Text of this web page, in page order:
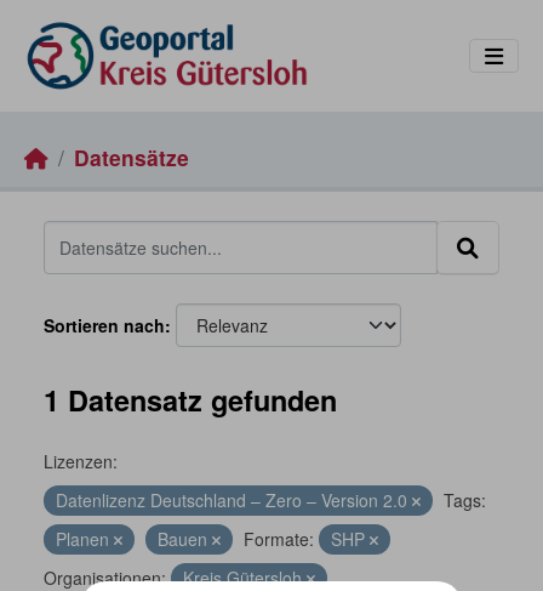
Datensätze
Sortieren nach
1 Datensatz gefunden
Lizenzen:
Datenlizenz Deutschland – Zero – Version 2.0
Tags:
Planen
Bauen Formate:
SHP
Organisationen:
Kreis Gütersloh